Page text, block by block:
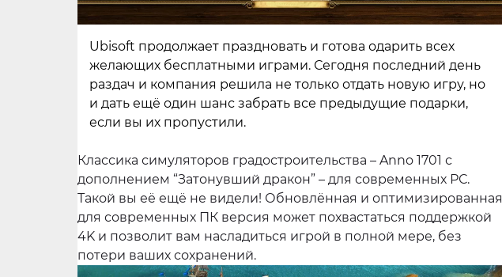
Ubisoft продолжает праздновать и готова одарить всех
желающих бесплатными играми. Сегодня последний день
раздач и компания решила не только отдать новую игру, но
и дать ещё один шанс забрать все предыдущие подарки,
если вы их пропустили.
Классика симуляторов градостроительства – Anno 1701 с
дополнением “Затонувший дракон” – для современных РС.
Такой вы её ещё не видели! Обновлённая и оптимизированная
для современных ПК версия может похвастаться поддержкой
4K и позволит вам насладиться игрой в полной мере, без
потери ваших сохранений.